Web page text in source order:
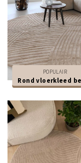
POPULAIR
Rond vloerkleed